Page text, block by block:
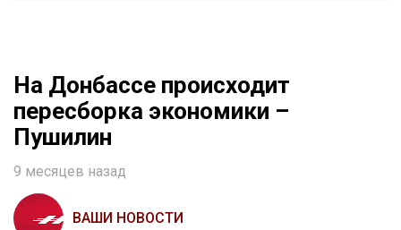
На Донбассе происходит
пересборка экономики –
Пушилин
9 месяцев назад
ВАШИ НОВОСТИ